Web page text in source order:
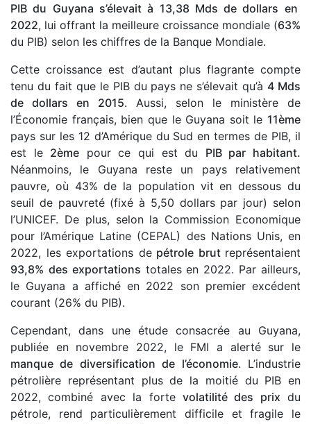
PIB du Guyana s’élevait à 13,38 Mds de dollars en
2022, lui offrant la meilleure croissance mondiale (63%
du PIB) selon les chiffres de la Banque Mondiale.
Cette croissance est d’autant plus flagrante compte
tenu du fait que le PIB du pays ne s’élevait qu’à4 Mds
de dollars en 2015. Aussi, selon le ministère de
l’Économie français, bien que le Guyana soit le 11ème
pays sur les 12 d’Amérique du Sud en termes de PIB, il
est le 2ème pour ce qui est du PIB par habitant.
Néanmoins, le Guyana reste un pays relativement
pauvre, où 43% de la population vit en dessous du
seuil de pauvreté (fixé à 5,50 dollars par jour) selon
l’UNICEF. De plus, selon la Commission Economique
pour l’Amérique Latine (CEPAL) des Nations Unis, en
2022, les exportations depétrole brut représentaient
93,8% des exportations totales en 2022. Par ailleurs,
le Guyana a affiché en 2022 son premier excédent
courant (26% du PIB).
Cependant, dans une étude consacrée au Guyana,
publiée en novembre 2022, le FMI a alerté sur le
manque de diversification de l’économie. L’industrie
pétrolière représentant plus de la moitié du PIB en
2022, combiné avec la forte volatilité des prix du
pétrole, rend particulièrement difficile et fragile le